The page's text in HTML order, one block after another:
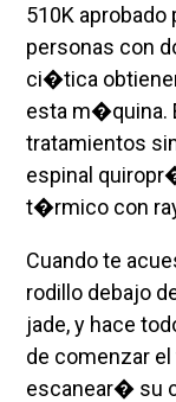
510K aprobado
personas con
ci�tica
esta m�quina.
tratamientos
espinal
t�rmico con
Cuando te
rodillo debajo
jade, y hace
de comenzar
escanear� su